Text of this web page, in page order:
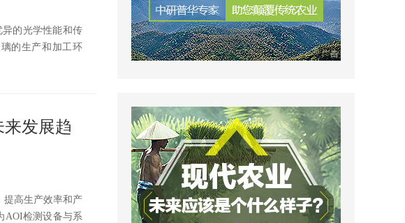
的光学性能和传
的生产和加工环
发展趋
提高生产效率和产
AOI检测设备与系